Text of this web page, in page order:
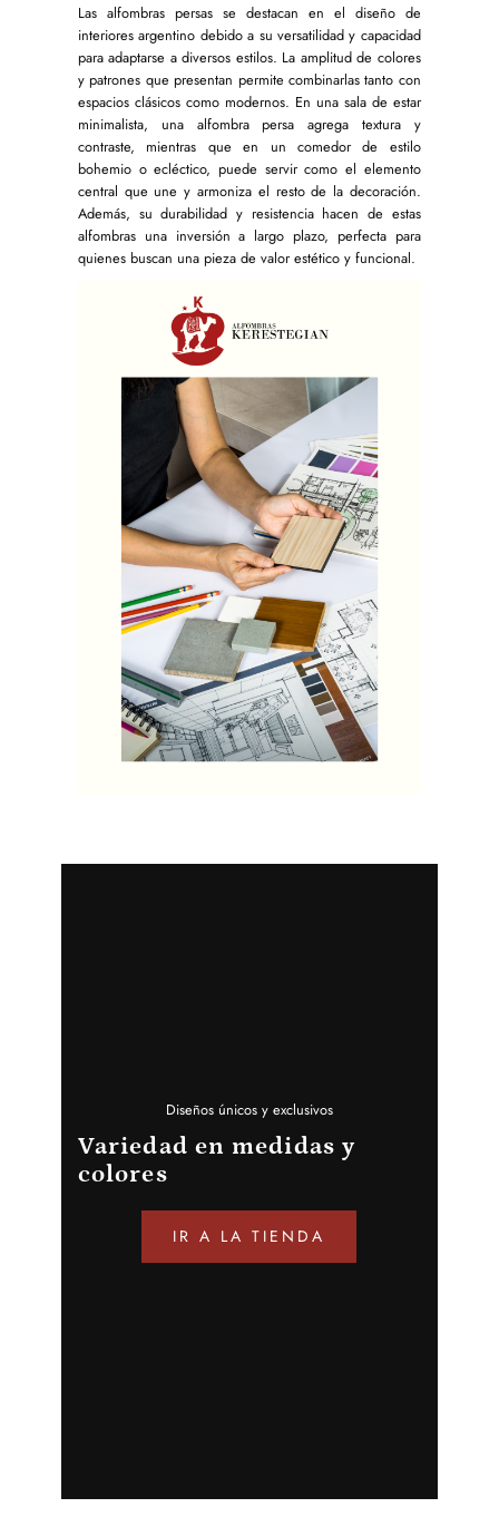
Las alfombras persas se destacan en el diseño de
interiores argentino debido a su versatilidad y capacidad
para adaptarse a diversos estilos. La amplitud de colores
y patrones que presentan permite combinarlas tanto con
espacios clásicos como modernos. En una sala de estar
minimalista, una alfombra persa agrega textura y
contraste, mientras que en un comedor de estilo
bohemio o ecléctico, puede servir como el elemento
central que une y armoniza el resto de la decoración.
Además, su durabilidad y resistencia hacen de estas
alfombras una inversión a largo plazo, perfecta para
quienes buscan una pieza de valor estético y funcional.
IR A LA TIENDA
Variedad en medidas y
colores
Diseños únicos y exclusivos